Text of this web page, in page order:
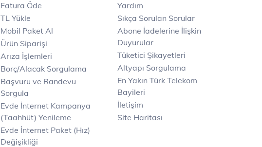
Fatura Öde
TL Yükle
Mobil Paket Al
Ürün Siparişi
Arıza İşlemleri
Borç/Alacak Sorgulama
Başvuru ve Randevu
Sorgula
Evde İnternet Kampanya
(Taahhüt) Yenileme
Evde İnternet Paket (Hız)
Değişikliği
Yardım
Sıkça Sorulan Sorular
Abone İadelerine İlişkin
Duyurular
Tüketici Şikayetleri
Altyapı Sorgulama
En Yakın Türk Telekom
Bayileri
İletişim
Site Haritası